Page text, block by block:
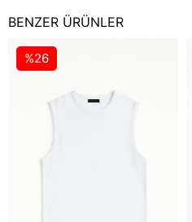
BENZER ÜRÜNLER
%26